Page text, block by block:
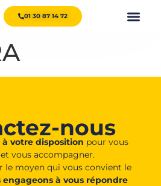
01 30 87 14 72
nous
à votre disposition pour vous
vous accompagner.
le moyen qui vous convient le
engageons à vous répondre